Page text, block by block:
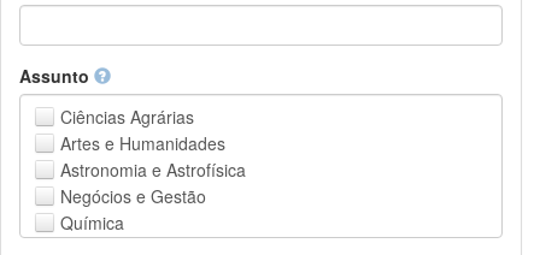
Assunto
Ciências Agrárias
Artes e Humanidades
Astronomia e Astrofísica
Negócios e Gestão
Química